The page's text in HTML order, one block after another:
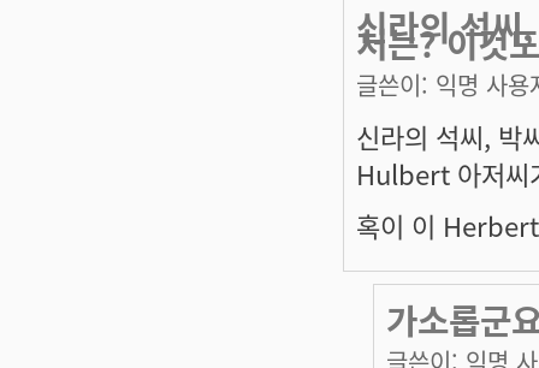
신라의 석씨
처는? 이것
글쓴이: 익명 사용
신라의 석씨, 박
Hulbert 아저씨
혹이 이
가소롭군